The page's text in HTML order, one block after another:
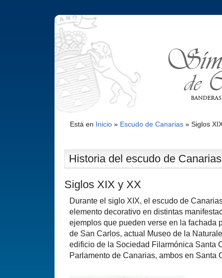
Está en Inicio» Escudo de Canarias» Siglos
Historia del escudo de
Siglos XIX y XX
Durante el siglo XIX, el escudo de
elemento decorativo en distintas
ejemplos que pueden verse en la fachada
de San Carlos, actual Museo de la
edificio de la Sociedad Filarmónica Santa
Parlamento de Canarias, ambos en Santa